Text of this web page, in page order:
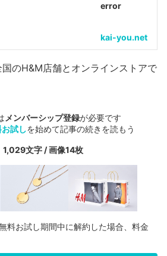
error
kai-you.net
のH&M店舗とオンラインストアで
メンバーシップ登録が必要です
試しを始めて記事の続きを読もう
1,029文字 / 画像14枚
料お試し期間中に解約した場合、料金